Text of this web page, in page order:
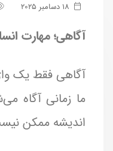
18 دسامبر 2025
آگاهی؛ مهارت
آگاهی فقط یک
ما زمانی آگاه
اندیشه ممکن